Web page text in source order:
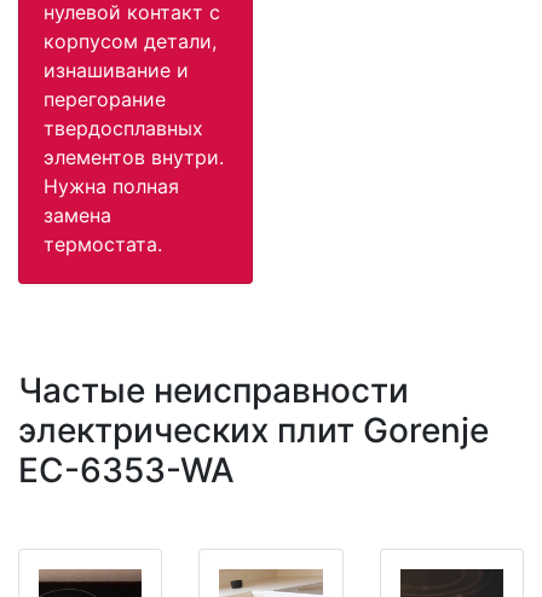
нулевой контакт с
корпусом детали,
изнашивание и
перегорание
твердосплавных
элементов внутри.
Нужна полная
замена
термостата.
Частые неисправности
электрических плит Gorenje
EC-6353-WA